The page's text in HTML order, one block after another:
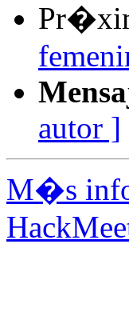
autor ]
M�s